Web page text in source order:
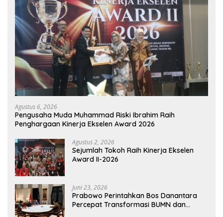
Agustus 6, 2026
Pengusaha Muda Muhammad Riski Ibrahim Raih
Penghargaan Kinerja Ekselen Award 2026
Agustus 2, 2026
Sejumlah Tokoh Raih Kinerja Ekselen
Award II-2026
Juni 23, 2026
Prabowo Perintahkan Bos Danantara
Percepat Transformasi BUMN dan